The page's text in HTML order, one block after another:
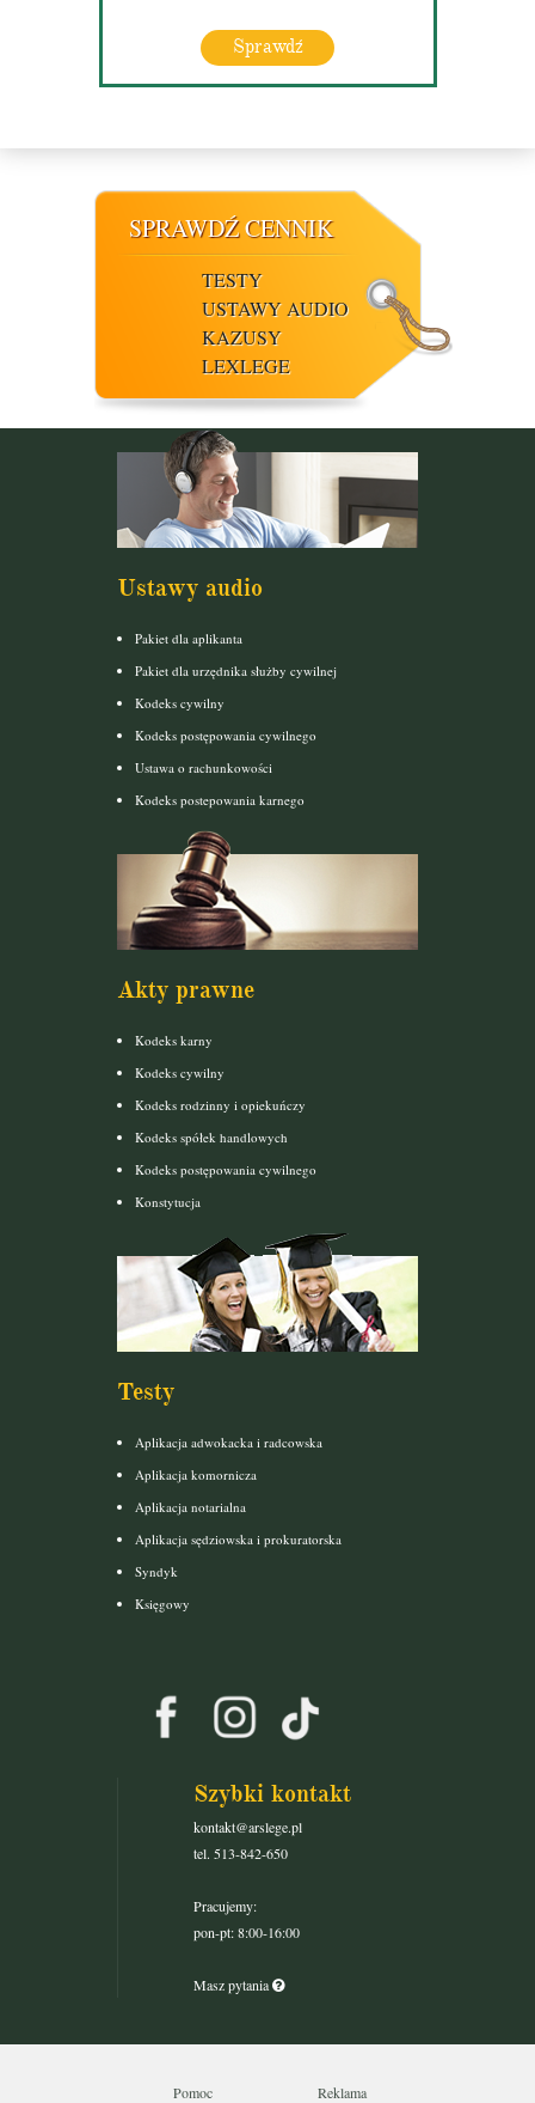
Sprawdź
SPRAWDŹ CENNIK
TESTY
USTAWY AUDIO
KAZUSY
LEXLEGE
Ustawy audio
Pakiet dla aplikanta
Pakiet dla urzędnika służby cywilnej
Kodeks cywilny
Kodeks postępowania cywilnego
Ustawa o rachunkowości
Kodeks postepowania karnego
Akty prawne
Kodeks karny
Kodeks cywilny
Kodeks rodzinny i opiekuńczy
Kodeks spółek handlowych
Kodeks postępowania cywilnego
Konstytucja
Testy
Aplikacja adwokacka i radcowska
Aplikacja komornicza
Aplikacja notarialna
Aplikacja sędziowska i prokuratorska
Syndyk
Księgowy
Szybki kontakt
kontakt@arslege.pl
tel. 513-842-650
Pracujemy:
pon-pt: 8:00-16:00
Masz pytania
Pomoc Reklama